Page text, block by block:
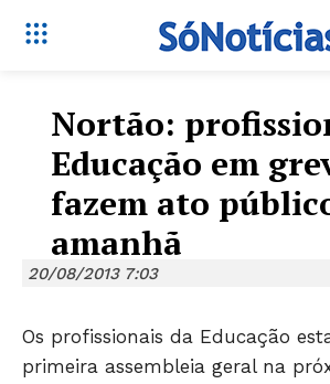
Nortão:
Educação em
fazem ato
amanhã
20/08/2013 7:03
Os profissionais da Educação
primeira assembleia geral na